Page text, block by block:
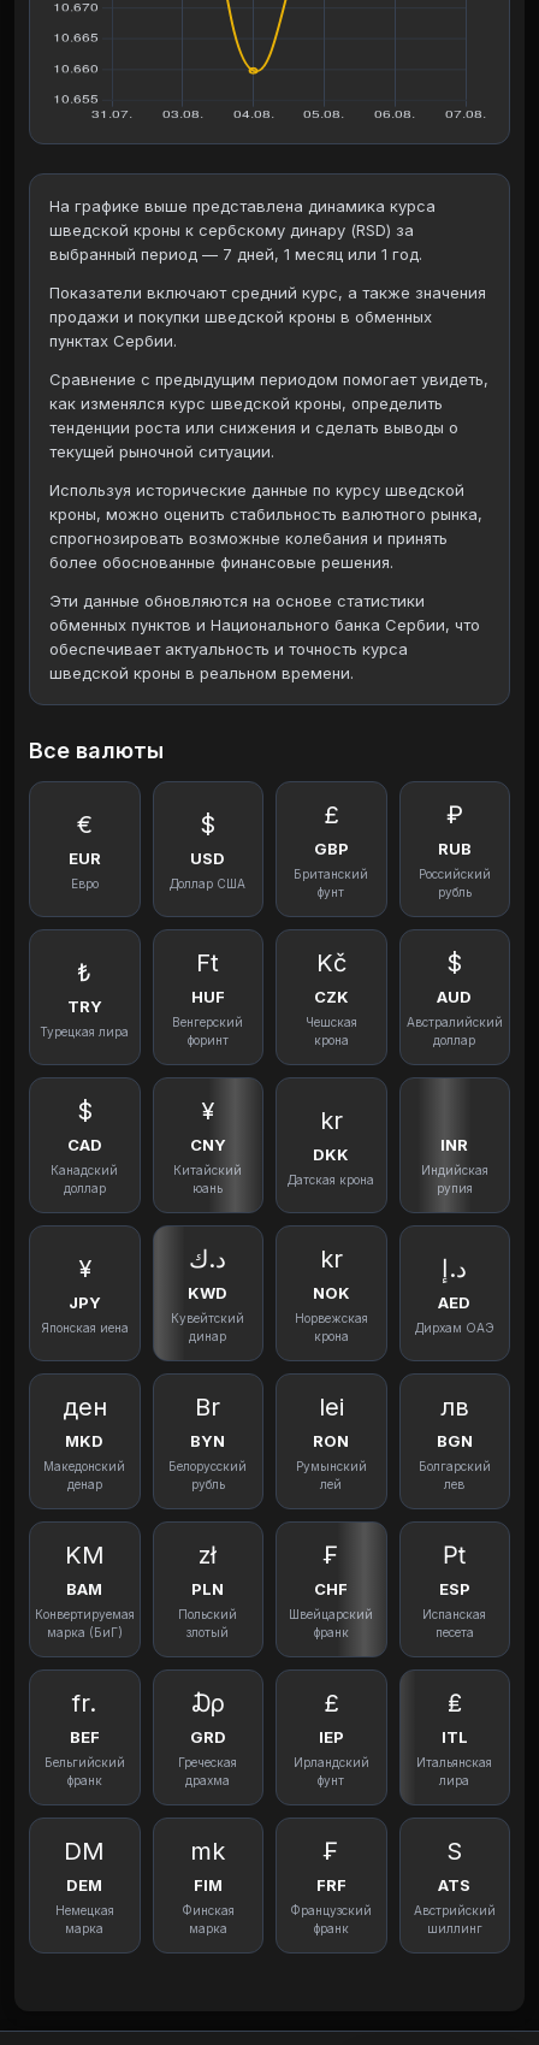
На графике выше представлена динамика курса
шведской кроны к сербскому динару (RSD) за
выбранный период — 7 дней, 1 месяц или 1 год.
Показатели включают средний курс, а также значения
продажи и покупки шведской кроны в обменных
пунктах Сербии.
Сравнение с предыдущим периодом помогает увидеть,
как изменялся курс шведской кроны, определить
тенденции роста или снижения и сделать выводы о
текущей рыночной ситуации.
Используя исторические данные по курсу шведской
кроны, можно оценить стабильность валютного рынка,
спрогнозировать возможные колебания и принять
более обоснованные финансовые решения.
Эти данные обновляются на основе статистики
обменных пунктов и Национального банка Сербии, что
обеспечивает актуальность и точность курса
шведской кроны в реальном времени.
Все валюты
€
EUR
Евро
$
USD
Доллар США
£
GBP
Британский
фунт
₽
RUB
Российский
рубль
₺
TRY
Турецкая лира
Ft
HUF
Венгерский
форинт
Kč
CZK
Чешская
крона
$
AUD
Австралийский
доллар
$
CAD
Канадский
доллар
¥
CNY
Китайский
юань
kr
DKK
Датская крона
INR
Индийская
рупия
¥
JPY
Японская иена
د.ك
KWD
Кувейтский
динар
kr
NOK
Норвежская
крона
د.إ
AED
Дирхам ОАЭ
ден
MKD
Македонский
денар
Br
BYN
Белорусский
рубль
lei
RON
Румынский
лей
лв
BGN
Болгарский
лев
KM
BAM
Конвертируемая
марка (БиГ)
zł
PLN
Польский
злотый
₣
CHF
Швейцарский
франк
₧
ESP
Испанская
песета
fr.
BEF
Бельгийский
франк
₯
GRD
Греческая
драхма
£
IEP
Ирландский
фунт
₤
ITL
Итальянская
лира
DM
DEM
Немецкая
марка
mk
FIM
Финская
марка
₣
FRF
Французский
франк
S
ATS
Австрийский
шиллинг